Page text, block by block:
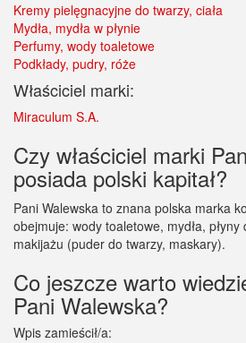
Kremy pielęgnacyjne do twarzy, ciała
Mydła, mydła w płynie
Perfumy, wody toaletowe
Podkłady, pudry, róże
Właściciel marki:
Miraculum S.A.
Czy właściciel marki
posiada polski kapitał?
Pani Walewska to znana polska marka
obejmuje: wody toaletowe, mydła,
makijażu (puder do twarzy, maskary).
Co jeszcze warto
Pani Walewska?
Wpis zamieścił/a: